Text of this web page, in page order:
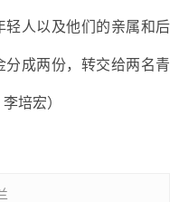
轻人以及他们的亲属和后
分成两份，转交给两名青
培宏）